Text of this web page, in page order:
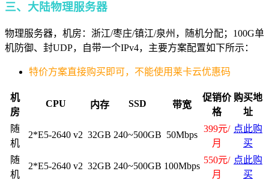
三、大陆物理服务器
物理服务器，机房：浙江/枣庄/镇江/泉州，随机分配；100G单
机防御、封UDP，自带一个IPv4，主要方案配置如下所示：
特价方案直接购买即可，不能使用莱卡云优惠码
机
房
CPU 内存 SSD 带宽
促销价
格
购买地
址
随
机
2*E5-2640 v2 32GB 240~500GB 50Mbps
399元/
月
点此购
买
随
机
2*E5-2640 v2 32GB 240~500GB 100Mbps
550元/
月
点此购
买